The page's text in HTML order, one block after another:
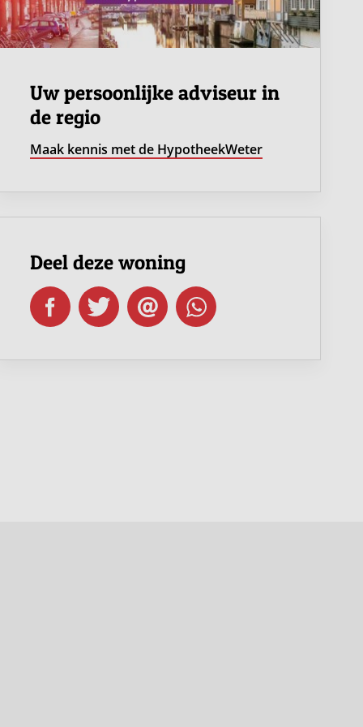
Uw persoonlijke adviseur in
de regio
Maak kennis met de HypotheekWeter
Deel deze woning